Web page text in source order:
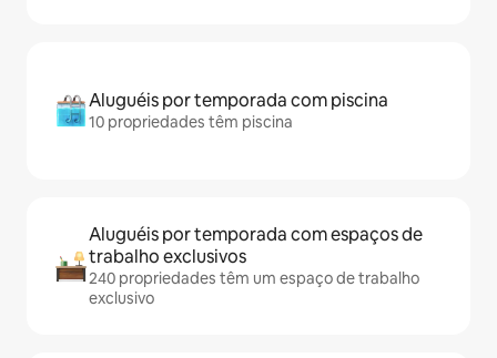
Aluguéis por temporada com piscina
10 propriedades têm piscina
Aluguéis por temporada com espaços de
trabalho exclusivos
240 propriedades têm um espaço de trabalho
exclusivo